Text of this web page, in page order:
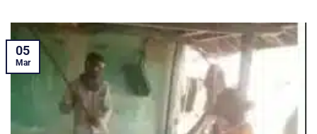
05
Mar